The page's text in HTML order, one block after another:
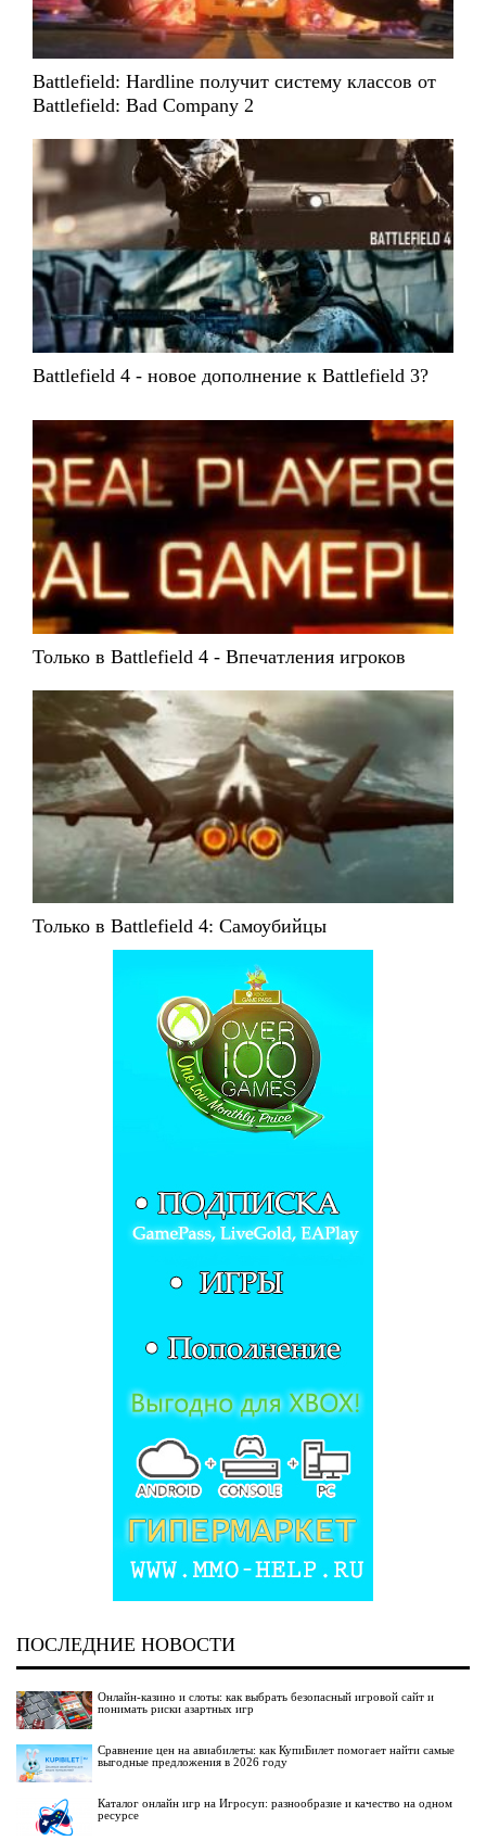
Battlefield: Hardline получит систему классов от
Battlefield: Bad Company 2
Battlefield 4 - новое дополнение к Battlefield 3?
Только в Battlefield 4 - Впечатления игроков
Только в Battlefield 4: Самоубийцы
ПОСЛЕДНИЕ НОВОСТИ
Онлайн-казино и слоты: как выбрать безопасный игровой сайт и
понимать риски азартных игр
Сравнение цен на авиабилеты: как КупиБилет помогает найти самые
выгодные предложения в 2026 году
Каталог онлайн игр на Игросуп: разнообразие и качество на одном
ресурсе